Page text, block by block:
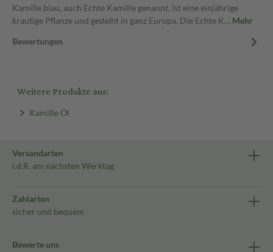
Kamille blau, auch Echte Kamille genannt, ist eine einjährige
krautige Pflanze und gedeiht in ganz Europa. Die Echte K… Mehr
Bewertungen
Weitere Produkte aus:
Kamille Öl
Versandarten
i.d.R. am nächsten Werktag
Zahlarten
sicher und bequem
Bewerte uns